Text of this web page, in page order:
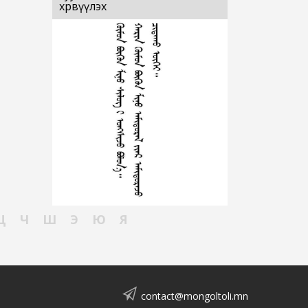
хөрвүүлэх
Ч Ш Э Ю Я
contact@mongoltoli.mn